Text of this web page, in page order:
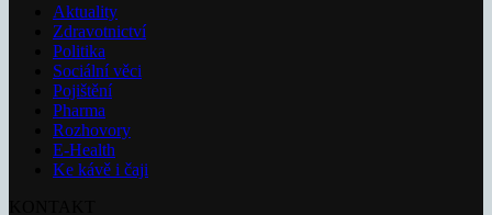
Aktuality
Zdravotnictví
Politika
Sociální věci
Pojištění
Pharma
Rozhovory
E-Health
Ke kávě i čaji